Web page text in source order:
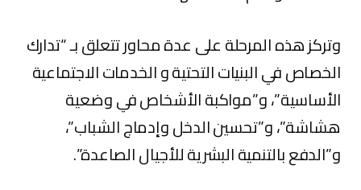
وتركز هذه المرحلة على عدة محاور تتعلق بـ “تدارك
الخصاص في البنيات التحتية و الخدمات الاجتماعية
الأساسية”، و”مواكبة الأشخاص في وضعية
هشاشة”، و”تحسين الدخل وإدماج الشباب”،
و”الدفع بالتنمية البشرية للأجيال الصاعدة”.